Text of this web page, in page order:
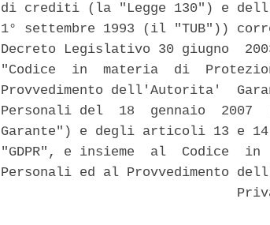
di crediti (la "Legge 130") e
1° settembre 1993 (il "TUB"))
Decreto Legislativo 30 giugno
"Codice  in  materia  di
Provvedimento dell'Autorita'
Personali del  18  gennaio
Garante") e degli articoli 13 e 14
"GDPR", e insieme  al  Codice
Personali ed al Provvedimento